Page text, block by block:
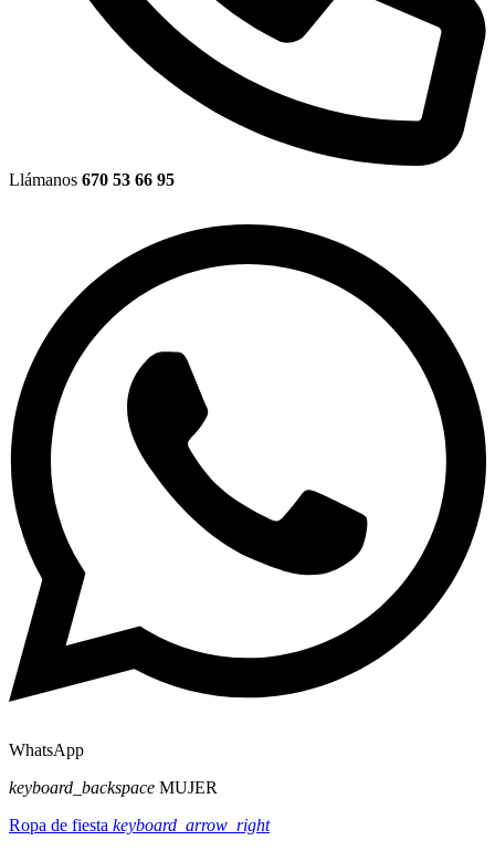
Llámanos 670 53 66 95
WhatsApp
keyboard_backspace MUJER
Ropa de fiesta keyboard_arrow_right